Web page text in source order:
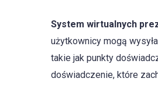
System wirtualnych
użytkownicy mogą
takie jak punkty
doświadczenie, które